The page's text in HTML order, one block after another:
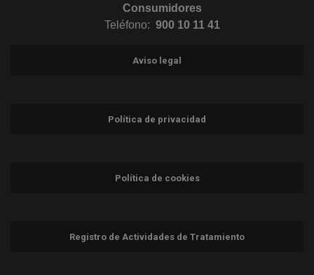
Consumidores
Teléfono: 900 10 11 41
Aviso legal
Política de privacidad
Política de cookies
Registro de Actividades de Tratamiento